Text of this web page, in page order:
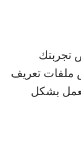
تجربتك
ملفات تعريف
بشكل